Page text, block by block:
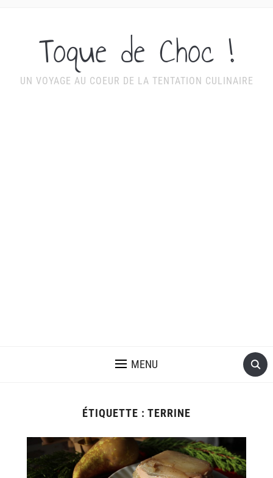
Toque de Choc !
UN VOYAGE AU COEUR DE LA TENTATION CULINAIRE
MENU
ÉTIQUETTE : TERRINE